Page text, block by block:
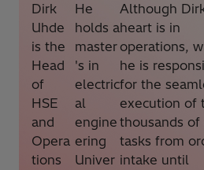
Dirk
Uhde
is the
Head
of
HSE
and
Opera
tions
He
holds a
master
's in
electric
al
engine
ering
Univer
Although
heart is in
operations,
he is
for the
execution of
thousands of
tasks from
intake until